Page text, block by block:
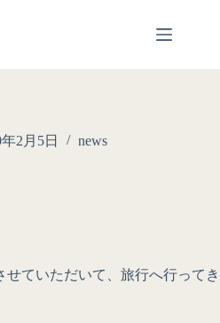
2月5日 news
ていただいて、旅行へ行ってき